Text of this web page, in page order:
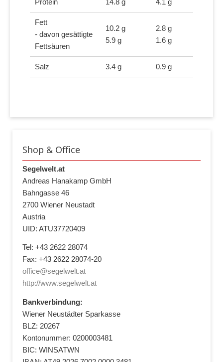
Fett
- davon gesättigte
Fettsäuren
10.2 g
5.9 g
2.8 g
1.6 g
Salz 3.4 g 0.9 g
Shop & Office
Segelwelt.at
Andreas Hanakamp GmbH
Bahngasse 46
2700 Wiener Neustadt
Austria
UID: ATU37720409
Tel: +43 2622 28074
Fax: +43 2622 28074-20
office@segelwelt.at
http://www.segelwelt.at
Bankverbindung:
Wiener Neustädter Sparkasse
BLZ: 20267
Kontonummer: 0200003481
BIC: WINSATWN